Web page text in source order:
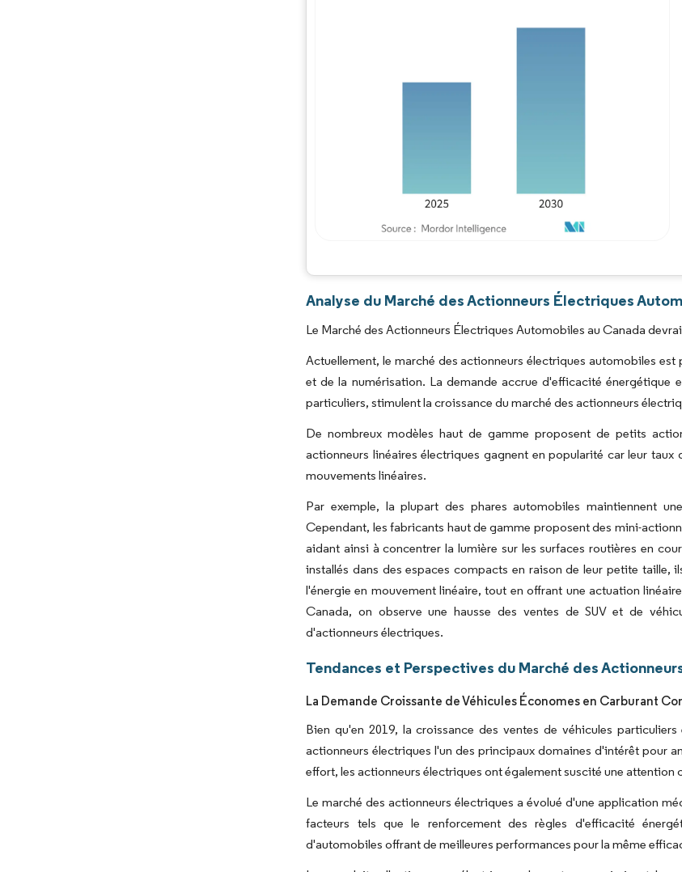
Analyse du Marché des Actionneurs Électriques
Le Marché des Actionneurs Électriques Automobiles au Canada
Actuellement, le marché des actionneurs électriques automobiles
et de la numérisation. La demande accrue d'efficacité
particuliers, stimulent la croissance du marché des actionneurs
De nombreux modèles haut de gamme proposent de petits
actionneurs linéaires électriques gagnent en popularité car leur
mouvements linéaires.
Par exemple, la plupart des phares automobiles maintiennent
Cependant, les fabricants haut de gamme proposent des mini-
aidant ainsi à concentrer la lumière sur les surfaces routières en
installés dans des espaces compacts en raison de leur petite taille,
l'énergie en mouvement linéaire, tout en offrant une actuation
Canada, on observe une hausse des ventes de SUV et de
d'actionneurs électriques.
Tendances et Perspectives du Marché des
La Demande Croissante de Véhicules Économes en Carburant
Bien qu'en 2019, la croissance des ventes de véhicules
actionneurs électriques l'un des principaux domaines d'intérêt pour
effort, les actionneurs électriques ont également suscité une attention
Le marché des actionneurs électriques a évolué d'une application
facteurs tels que le renforcement des règles d'efficacité
d'automobiles offrant de meilleures performances pour la même